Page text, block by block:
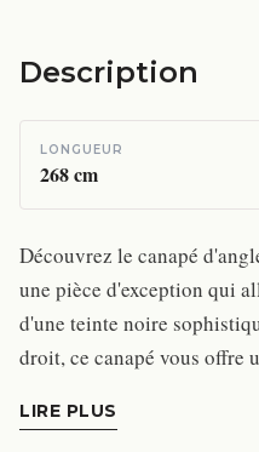
Description
LONGUEUR
268cm
Découvrez le canapé
une pièce d'exception qui
d'une teinte noire
droit, ce canapé vous offre
LIRE PLUS